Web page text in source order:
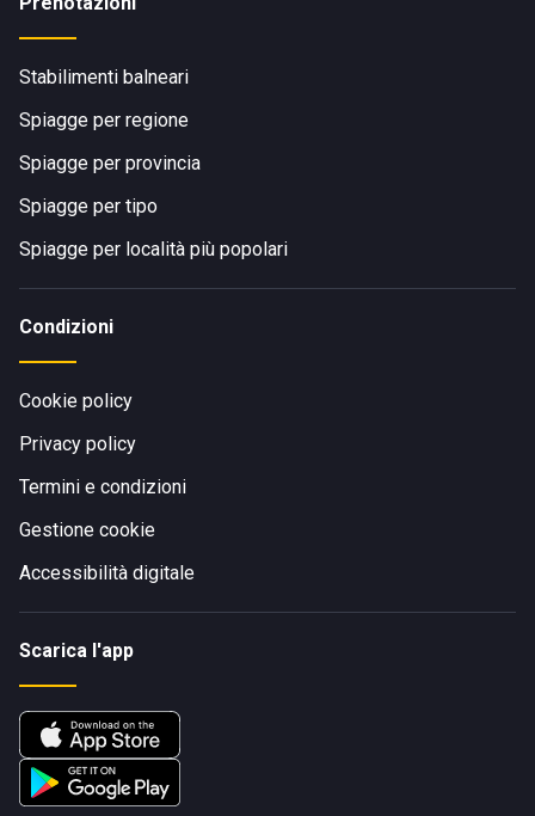
Stabilimenti balneari
Spiagge per regione
Spiagge per provincia
Spiagge per tipo
Spiagge per località più popolari
Condizioni
Cookie policy
Privacy policy
Termini e condizioni
Gestione cookie
Accessibilità digitale
Scarica l'app